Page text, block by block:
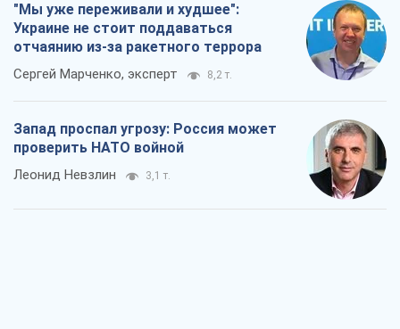
"Мы уже переживали и худшее":
Украине не стоит поддаваться
отчаянию из-за ракетного террора
Сергей Марченко, эксперт 8,2 т.
Запад проспал угрозу: Россия может
проверить НАТО войной
Леонид Невзлин 3,1 т.